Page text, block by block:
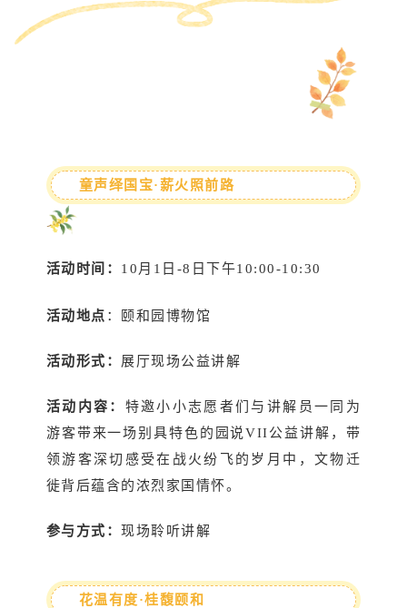
童声绎国宝·薪火照前路
活动时间： 10月1日-8日下午10:00-10:30
活动地点 ：颐和园博物馆
活动形式： 展厅现场公益讲解
活动内容： 特邀小小志愿者们与讲解员一同为
游客带来一场别具特色的园说VII公益讲解，带
领游客深切感受在战火纷飞的岁月中，文物迁
徙背后蕴含的浓烈家国情怀。
参与方式：现场聆听讲解
花温有度·桂馥颐和